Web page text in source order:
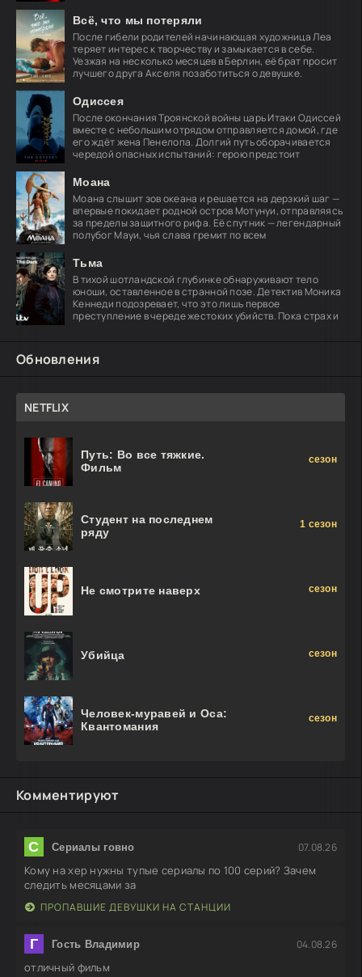
Всё, что мы потеряли
После гибели родителей начинающая художница Леа
теряет интерес к творчеству и замыкается в себе.
Уезжая на несколько месяцев в Берлин, её брат просит
лучшего друга Акселя позаботиться о девушке.
Одиссея
После окончания Троянской войны царь Итаки Одиссей
вместе с небольшим отрядом отправляется домой, где
его ждёт жена Пенелопа. Долгий путь оборачивается
чередой опасных испытаний: герою предстоит
Моана
Моана слышит зов океана и решается на дерзкий шаг —
впервые покидает родной остров Мотунуи, отправляясь
за пределы защитного рифа. Её спутник — легендарный
полубог Мауи, чья слава гремит по всем
Тьма
В тихой шотландской глубинке обнаруживают тело
юноши, оставленное в странной позе. Детектив Моника
Кеннеди подозревает, что это лишь первое
преступление в череде жестоких убийств. Пока страх и
Обновления
NETFLIX
Путь: Во все тяжкие.
Фильм
сезон
Студент на последнем
ряду
1 сезон
Не смотрите наверх сезон
Убийца сезон
Человек-муравей и Оса:
Квантомания
сезон
Комментируют
С Сериалы говно 07.08.26
Кому на хер нужны тупые сериалы по 100 серий? Зачем
следить месяцами за
ПРОПАВШИЕ ДЕВУШКИ НА СТАНЦИИ
Г Гость Владимир 04.08.26
отличный фильм